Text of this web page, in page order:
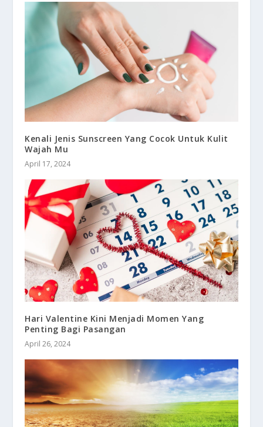
Kenali Jenis Sunscreen Yang Cocok Untuk Kulit
Wajah Mu
April 17, 2024
Hari Valentine Kini Menjadi Momen Yang
Penting Bagi Pasangan
April 26, 2024